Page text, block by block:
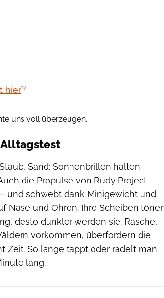
hier
uns voll überzeugen.
Sand: Sonnenbrillen halten
die Propulse von Rudy Project
und schwebt dank Minigewicht und
Nase und Ohren. Ihre Scheiben
desto dunkler werden sie. Rasche,
vorkommen, überfordern die
Zeit. So lange tappt oder radelt man
lang.